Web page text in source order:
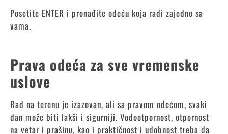
Posetite ENTER i pronađite odeću koja radi zajedno sa
vama.
Prava odeća za sve vremenske
uslove
Rad na terenu je izazovan, ali sa pravom odećom, svaki
dan može biti lakši i sigurniji. Vodootpornost, otpornost
na vetar i prašinu, kao i praktičnost i udobnost treba da